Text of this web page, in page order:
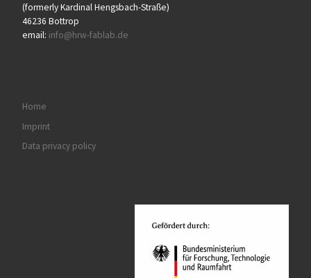
(formerly Kardinal Hengsbach-Straße)
46236 Bottrop
email: info@hrw-fablab.de
Home
Imprint
Data privacy policy